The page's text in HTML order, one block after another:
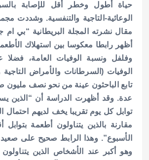
k
p
حياة أطول وخطر أقل للإصابة
الوعائية-التاجية والتنفسية. وشددت
مقال نشرته المجلة البريطانية “بي ام
أظهر رابطا معكوسا بين استهلاك
وفلفل ونسبة الوفيات العامة،
الوفيات (السرطانات والأمراض التاجية
تابع الباحثون عينة من نحو نصف
عدة. وقد أظهرت الدراسة أن “الذين
مقارنة بالذين يتناولون أطعمة
الأسبوع”. وهذا الرابط صحيح على صعيد
وهو أكبر عند الأشخاص الذين يتناولون